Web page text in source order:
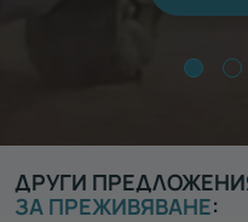
ДРУГИ
ЗА ПРЕЖИВЯВАНЕ: